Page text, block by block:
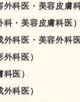
科医・美容皮膚科
・美容皮膚科医）
科医・美容外科医
科医）
医）
科医）